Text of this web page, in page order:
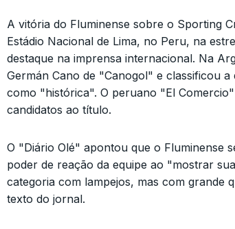
A vitória do Fluminense sobre o Sporting
Estádio Nacional de Lima, no Peru, na
destaque na imprensa internacional. Na
Germán Cano de "Canogol" e classificou
como "histórica". O peruano "El
candidatos ao título.
O "Diário Olé" apontou que o Fluminense
poder de reação da equipe ao "mostrar
categoria com lampejos, mas com grande
texto do jornal.